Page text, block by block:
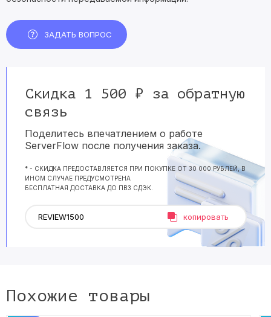
ЗАДАТЬ ВОПРОС
Скидка 1 500 ₽ за обратную
связь
Поделитесь впечатлением о работе
ServerFlow после получения заказа.
* - СКИДКА ПРЕДОСТАВЛЯЕТСЯ ПРИ ПОКУПКЕ ОТ 30 000 РУБЛЕЙ, В
ИНОМ СЛУЧАЕ ПРЕДУСМОТРЕНА
БЕСПЛАТНАЯ ДОСТАВКА ДО ПВЗ СДЭК.
копировать
Похожие товары